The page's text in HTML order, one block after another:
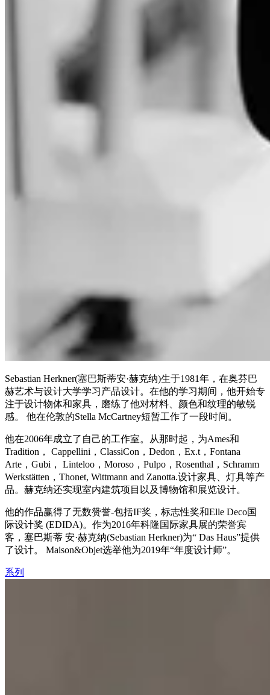
Sebastian Herkner(塞巴斯蒂安·赫克纳)生于1981年，在奥芬巴
赫艺术与设计大学学习产品设计。在他的学习期间，他开始专
注于设计物体和家具，磨练了他对材料、颜色和纹理的敏锐
感。 他在伦敦的Stella McCartney短暂工作了一段时间。
他在2006年成立了自己的工作室。从那时起，为Ames和
Tradition， Cappellini，ClassiCon，Dedon，Ex.t，Fontana
Arte，Gubi， Linteloo，Moroso，Pulpo，Rosenthal，Schramm
Werkstätten，Thonet, Wittmann and Zanotta.设计家具、灯具等产
品。赫克纳还实现室内建筑项目以及博物馆和展览设计。
他的作品赢得了无数赞誉-包括IF奖，标志性奖和Elle Deco国
际设计奖 (EDIDA)。作为2016年科隆国际家具展的荣誉宾
客，塞巴斯蒂 安·赫克纳(Sebastian Herkner)为“ Das Haus”提供
了设计。 Maison&Objet选举他为2019年“年度设计师”。
系列